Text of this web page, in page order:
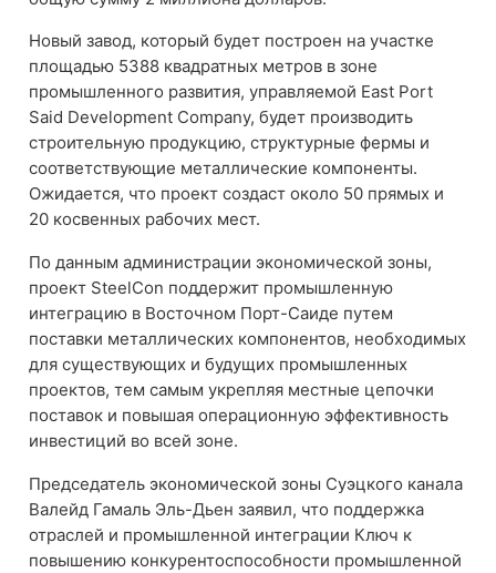
Новый завод, который будет построен на участке
площадью 5388 квадратных метров в зоне
промышленного развития, управляемой East Port
Said Development Company, будет производить
строительную продукцию, структурные фермы и
соответствующие металлические компоненты.
Ожидается, что проект создаст около 50 прямых и
20 косвенных рабочих мест.
По данным администрации экономической зоны,
проект SteelCon поддержит промышленную
интеграцию в Восточном Порт-Саиде путем
поставки металлических компонентов, необходимых
для существующих и будущих промышленных
проектов, тем самым укрепляя местные цепочки
поставок и повышая операционную эффективность
инвестиций во всей зоне.
Председатель экономической зоны Суэцкого канала
Валейд Гамаль Эль-Дьен заявил, что поддержка
отраслей и промышленной интеграции Ключ к
повышению конкурентоспособности промышленной